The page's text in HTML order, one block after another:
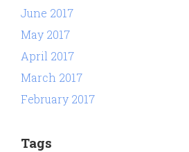
June 2017
May 2017
April 2017
March 2017
February 2017
Tags